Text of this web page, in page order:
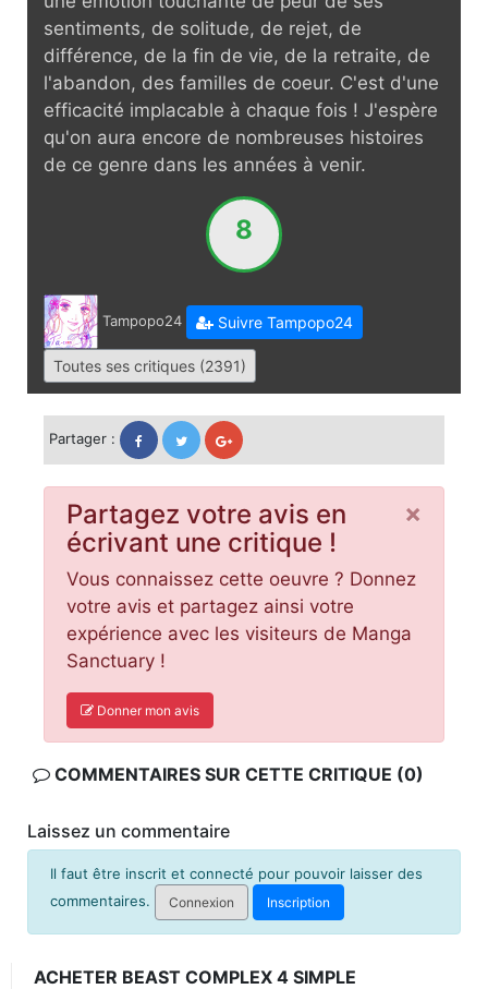
sentiments, de solitude, de rejet, de
différence, de la fin de vie, de la retraite, de
l'abandon, des familles de coeur. C'est d'une
efficacité implacable à chaque fois ! J'espère
qu'on aura encore de nombreuses histoires
de ce genre dans les années à venir.
8
Tampopo24 Suivre Tampopo24
Toutes ses critiques (2391)
Partager :
×
Partagez votre avis en
écrivant une critique !
Vous connaissez cette oeuvre ? Donnez
votre avis et partagez ainsi votre
expérience avec les visiteurs de Manga
Sanctuary !
Donner mon avis
COMMENTAIRES SUR CETTE CRITIQUE (0)
Laissez un commentaire
Il faut être inscrit et connecté pour pouvoir laisser des
commentaires.
Connexion Inscription
ACHETER BEAST COMPLEX 4 SIMPLE